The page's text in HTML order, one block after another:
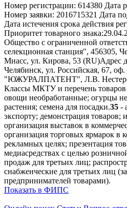
Номер регистрации: 614380 Дата
Номер заявки: 2016715321 Дата
Дата истечения срока действия
Приоритет товарного знака:
Общество с ограниченной
селекционная станция", 456305,
Миасс, ул. Кирова, 53 (RU)Адрес
Челябинск, ул. Российская, 67,
"ЮЖУРАЛПАТЕНТ", Л.В.
Классы МКТУ и перечень товаров
овощи необработанные; огурцы
растения; семена для посадки.35 -
экспорту; демонстрация товаров;
организация выставок в
организация торговых ярмарок в
рекламных целях; презентация
медиасредствах с целью
продаж для третьих лиц;
снабженческие для третьих лиц
предпринимателей товарами).
Показать в ФИПС